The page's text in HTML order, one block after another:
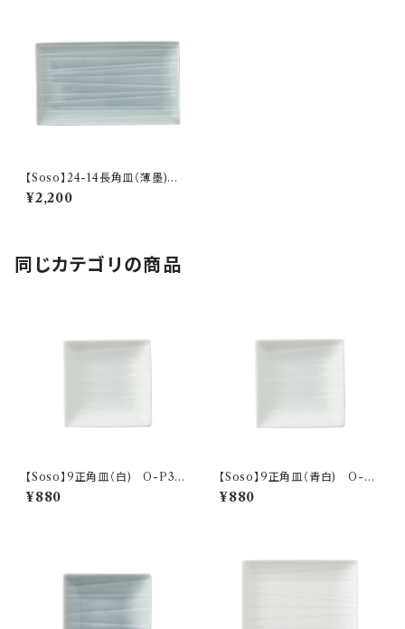
【Soso】24-14長角皿（薄墨)
O-P33003
¥2,200
同じカテゴリの商品
【Soso】9正角皿（白) O-P31
501
¥880
【Soso】9正角皿（青白) O-P
31502
¥880